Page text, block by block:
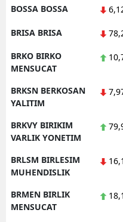
BOSSA BOSSA
BRISA BRISA
BRKO BIRKO
MENSUCAT
BRKSN BERKOSAN
YALITIM
BRKVY BIRIKIM
VARLIK YONETIM
BRLSM BIRLESIM
MUHENDISLIK
BRMEN BIRLIK
MENSUCAT